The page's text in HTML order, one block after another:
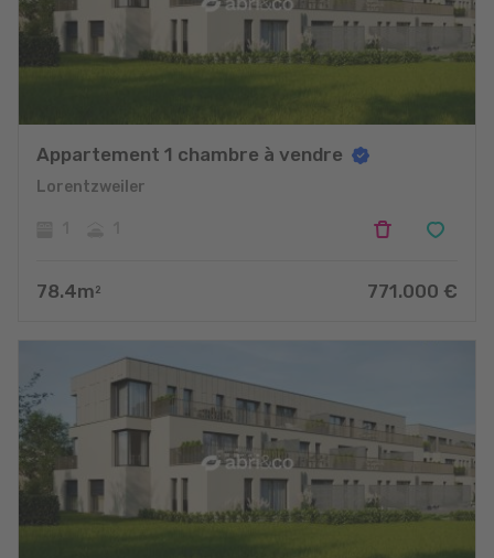
Appartement 1 chambre à vendre
Lorentzweiler
78.4m 2 771.000 €